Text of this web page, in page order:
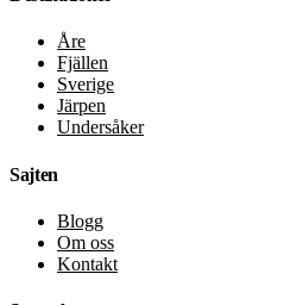
Åre
Fjällen
Sverige
Järpen
Undersåker
Sajten
Blogg
Om oss
Kontakt